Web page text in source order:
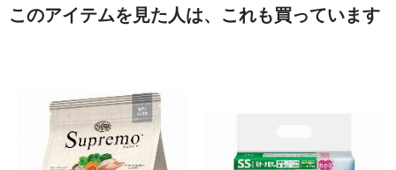
このアイテムを見た人は、これも買っています